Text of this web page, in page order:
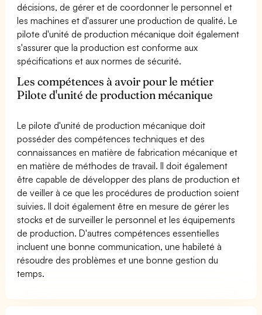
décisions, de gérer et de coordonner le personnel et
les machines et d'assurer une production de qualité. Le
pilote d'unité de production mécanique doit également
s'assurer que la production est conforme aux
spécifications et aux normes de sécurité.
Les compétences à avoir pour le métier
Pilote d'unité de production mécanique
Le pilote d'unité de production mécanique doit
posséder des compétences techniques et des
connaissances en matière de fabrication mécanique et
en matière de méthodes de travail. Il doit également
être capable de développer des plans de production et
de veiller à ce que les procédures de production soient
suivies. Il doit également être en mesure de gérer les
stocks et de surveiller le personnel et les équipements
de production. D'autres compétences essentielles
incluent une bonne communication, une habileté à
résoudre des problèmes et une bonne gestion du
temps.